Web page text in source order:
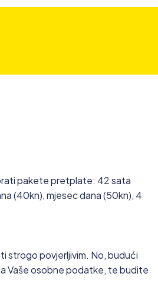
pakete pretplate: 42 sata
(40kn), mjesec dana (50kn), 4
strogo povjerljivim. No, budući
Vaše osobne podatke, te budite